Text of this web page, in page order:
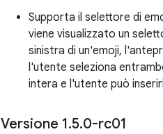
Supporta il selettore di
viene visualizzato un
sinistra di un'emoji,
l'utente seleziona
intera e l'utente può
Versione 1.5.0-rc01